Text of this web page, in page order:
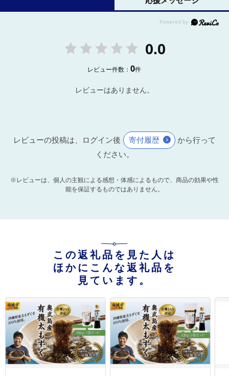
0.0
レビュー件数：0件
レビューはありません。
レビューの投稿は、ログイン後 寄付履歴
から行って
ください。
※レビューは、個人の主観による感想・体感によるもので、商品の効果や性
能を保証するものではありません。
この返礼品を見た人は
ほかにこんな返礼品を
見ています。